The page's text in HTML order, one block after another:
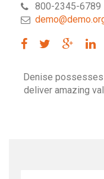
800-2345-6789
Denise
deliver amazing